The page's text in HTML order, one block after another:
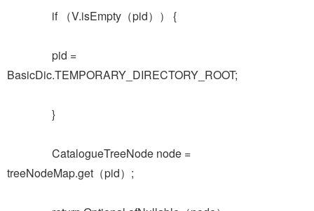
if （V.isEmpty（pid）） {
pid =
BasicDic.TEMPORARY_DIRECTORY_ROOT;
}
CatalogueTreeNode node =
treeNodeMap.get（pid）;